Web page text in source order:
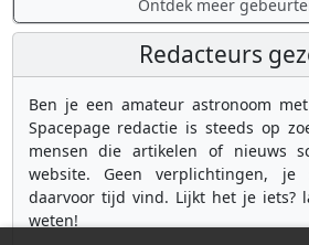
Ontdek meer
Redacteurs
Ben je een amateur astronoom
Spacepage redactie is steeds op
mensen die artikelen of nieuws
website. Geen verplichtingen,
daarvoor tijd vind. Lijkt het je iets?
weten!